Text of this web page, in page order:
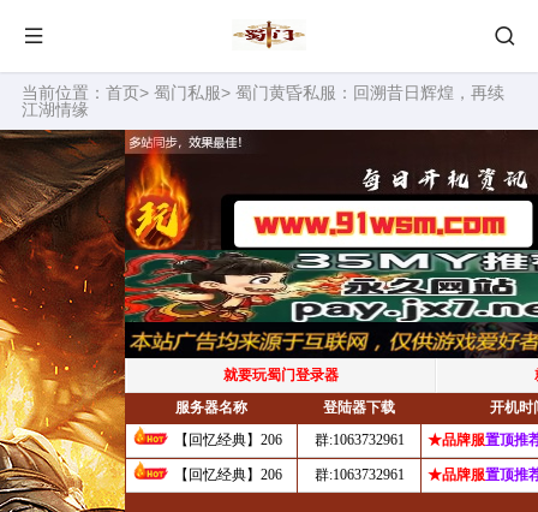
当前位置： 首页> 蜀门私服> 蜀门黄昏私服：回溯昔日辉煌，再续
江湖情缘